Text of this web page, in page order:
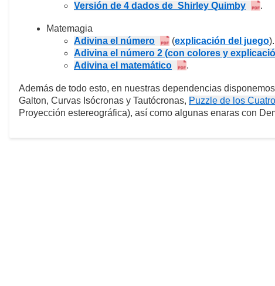
Versión de 4 dados de Shirley Quimby
.
Matemagia
Adivina el número
(explicación del juego).
Adivina el número 2 (con colores y
Adivina el matemático
.
Además de todo esto, en nuestras dependencias
Galton, Curvas Isócronas y Tautócronas, Puzzle de los
Proyección estereográfica), así como algunas enaras con